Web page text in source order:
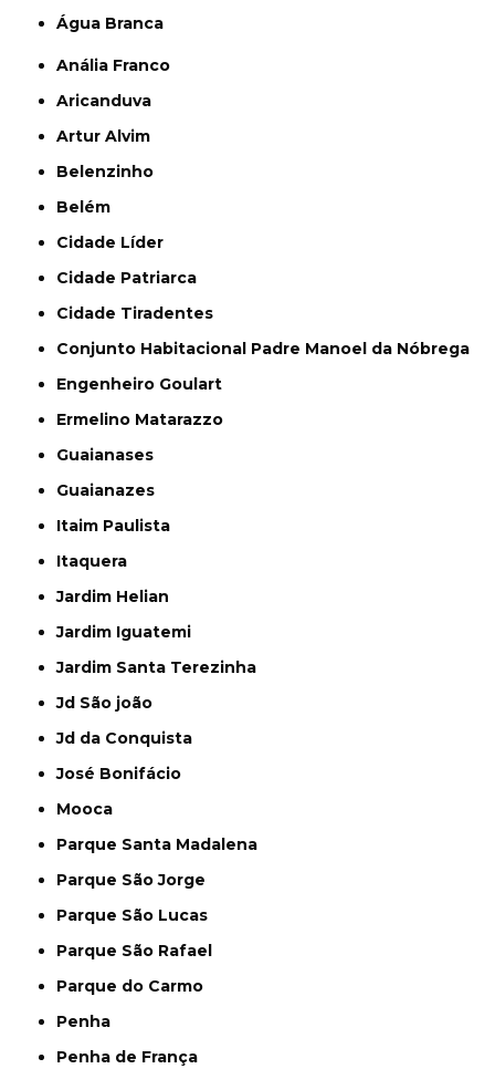
Água Branca
Anália Franco
Aricanduva
Artur Alvim
Belenzinho
Belém
Cidade Líder
Cidade Patriarca
Cidade Tiradentes
Conjunto Habitacional Padre Manoel da Nóbrega
Engenheiro Goulart
Ermelino Matarazzo
Guaianases
Guaianazes
Itaim Paulista
Itaquera
Jardim Helian
Jardim Iguatemi
Jardim Santa Terezinha
Jd São joão
Jd da Conquista
José Bonifácio
Mooca
Parque Santa Madalena
Parque São Jorge
Parque São Lucas
Parque São Rafael
Parque do Carmo
Penha
Penha de França